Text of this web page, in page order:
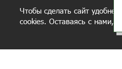
Чтобы сделать сайт
cookies. Оставаясь с нами,